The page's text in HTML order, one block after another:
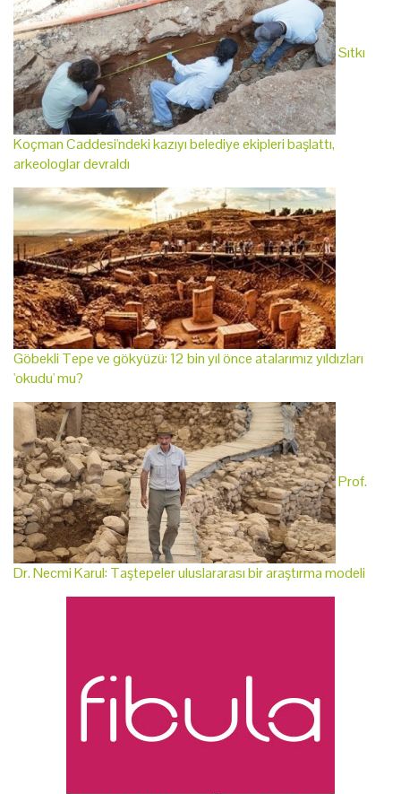
Sıtkı
Koçman Caddesi'ndeki kazıyı belediye ekipleri başlattı,
arkeologlar devraldı
Göbekli Tepe ve gökyüzü: 12 bin yıl önce atalarımız yıldızları
'okudu' mu?
Prof.
Dr. Necmi Karul: Taştepeler uluslararası bir araştırma modeli